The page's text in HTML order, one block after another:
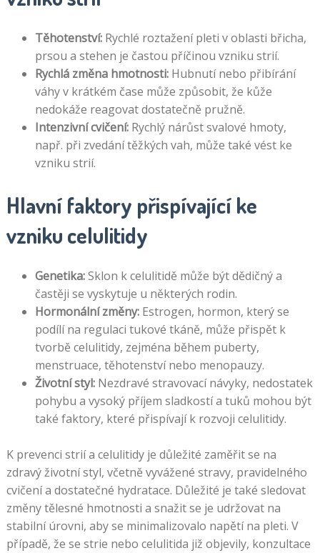
Těhotenství:Rychlé roztažení pleti v oblasti břicha,
prsou a stehen je častou příčinou vzniku strií.
Rychlá změna hmotnosti:Hubnutí nebo přibírání
váhy v krátkém čase může způsobit, že kůže
nedokáže reagovat dostatečně pružně.
Intenzivní cvičení:Rychlý nárůst svalové hmoty,
např. při zvedání těžkých vah, může také vést ke
vzniku strií.
Hlavní faktory přispívající ke
vzniku celulitidy
Genetika:Sklon k celulitidě může být dědičný a
častěji se vyskytuje u některých rodin.
Hormonální změny:Estrogen, hormon, který se
podílí na regulaci tukové tkáně, může přispět k
tvorbě celulitidy, zejména během puberty,
menstruace, těhotenství nebo menopauzy.
Životní styl:Nezdravé stravovací návyky, nedostatek
pohybu a vysoký příjem sladkostí a tuků mohou být
také faktory, které přispívají k rozvoji celulitidy.
K prevenci strií a celulitidy je důležité zaměřit se na
zdravý životní styl, včetně vyvážené stravy, pravidelného
cvičení a dostatečné hydratace. Důležité je také sledovat
změny tělesné hmotnosti a snažit se je udržovat na
stabilní úrovni, aby se minimalizovalo napětí na pleti. V
případě, že se strie nebo celulitida již objevily, konzultace